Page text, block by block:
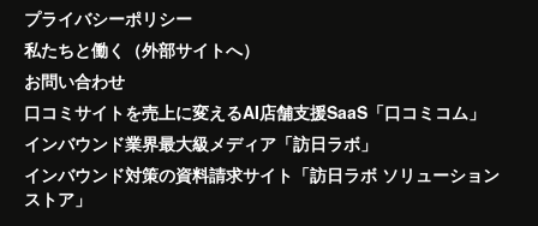
プライバシーポリシー
私たちと働く（外部サイトへ）
お問い合わせ
口コミサイトを売上に変えるAI店舗支援SaaS「口コミコム」
インバウンド業界最大級メディア「訪日ラボ」
インバウンド対策の資料請求サイト「訪日ラボ ソリューション
ストア」